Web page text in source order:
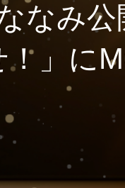
なみ公
」に